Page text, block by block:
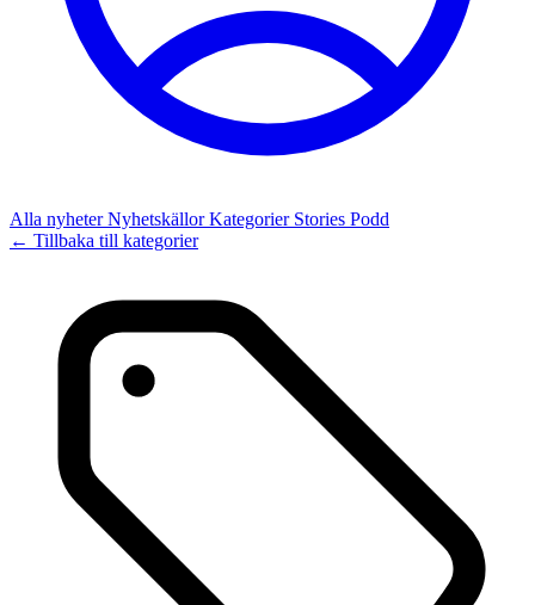
Alla nyheterNyhetskällorKategorier Stories Podd
← Tillbaka till kategorier